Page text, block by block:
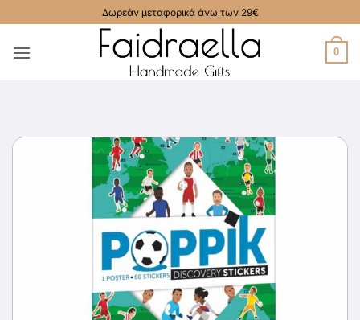
στο
περιεχόμενο
Δωρεάν μεταφορικά άνω των 29€
0